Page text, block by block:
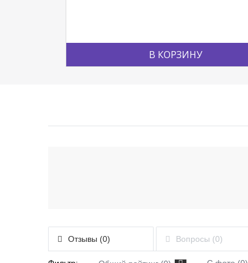
В КОРЗИНУ
Отзывы (0) Вопросы (0)